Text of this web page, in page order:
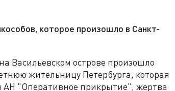
которое произошло в Санкт-
Васильевском острове произошло
жительницу Петербурга, которая
АН "Оперативное прикрытие", жертва